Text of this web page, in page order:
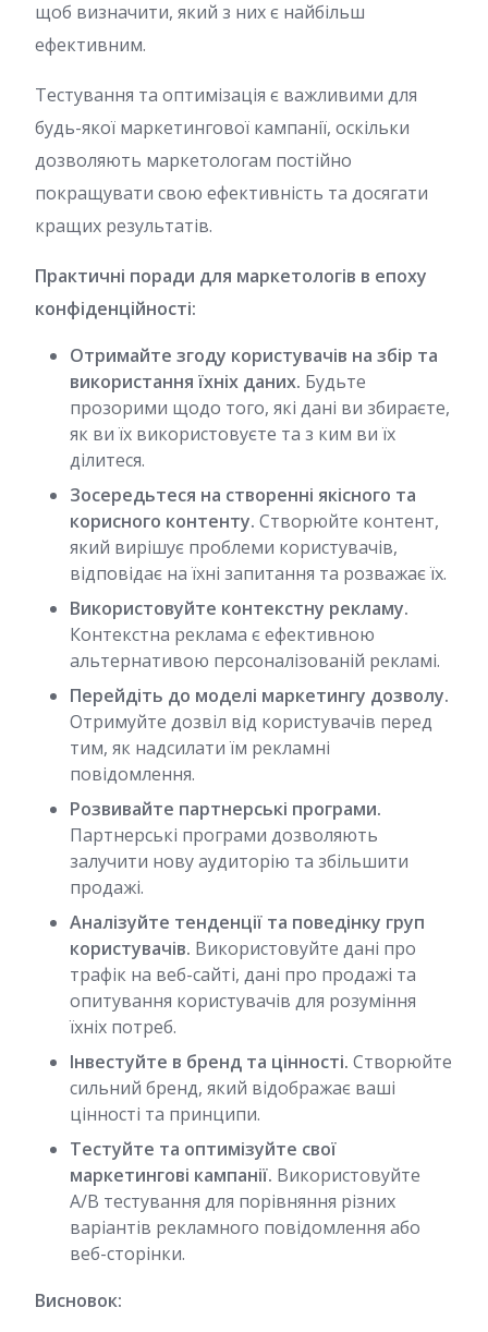
щоб визначити, який з них є найбільш
ефективним.
Тестування та оптимізація є важливими для
будь-якої маркетингової кампанії, оскільки
дозволяють маркетологам постійно
покращувати свою ефективність та досягати
кращих результатів.
Практичні поради для маркетологів в епоху
конфіденційності:
Отримайте згоду користувачів на збір та
використання їхніх даних. Будьте
прозорими щодо того, які дані ви збираєте,
як ви їх використовуєте та з ким ви їх
ділитеся.
Зосередьтеся на створенні якісного та
корисного контенту. Створюйте контент,
який вирішує проблеми користувачів,
відповідає на їхні запитання та розважає їх.
Використовуйте контекстну рекламу.
Контекстна реклама є ефективною
альтернативою персоналізованій рекламі.
Перейдіть до моделі маркетингу дозволу.
Отримуйте дозвіл від користувачів перед
тим, як надсилати їм рекламні
повідомлення.
Розвивайте партнерські програми.
Партнерські програми дозволяють
залучити нову аудиторію та збільшити
продажі.
Аналізуйте тенденції та поведінку груп
користувачів. Використовуйте дані про
трафік на веб-сайті, дані про продажі та
опитування користувачів для розуміння
їхніх потреб.
Інвестуйте в бренд та цінності. Створюйте
сильний бренд, який відображає ваші
цінності та принципи.
Тестуйте та оптимізуйте свої
маркетингові кампанії. Використовуйте
A/B тестування для порівняння різних
варіантів рекламного повідомлення або
веб-сторінки.
Висновок: